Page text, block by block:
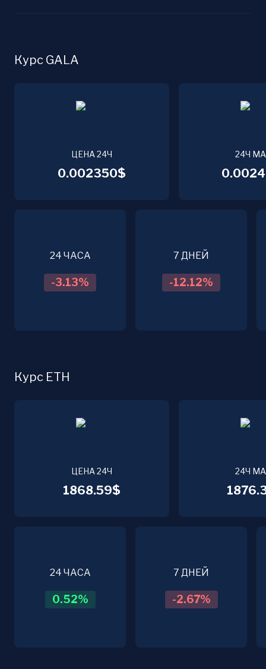
Курс GALA
ЦЕНА 24Ч
0.002350$
24Ч
24 ЧАСА
-3.13%
7 ДНЕЙ
-12.12%
Курс ETH
ЦЕНА 24Ч
1868.59$
24Ч
24 ЧАСА
0.52%
7 ДНЕЙ
-2.67%